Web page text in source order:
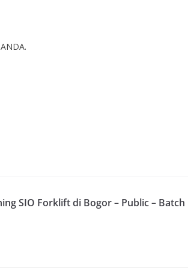
SIO Forklift di Bogor – Public – Batch